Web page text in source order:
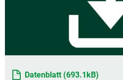
Datenblatt (693.1kB)